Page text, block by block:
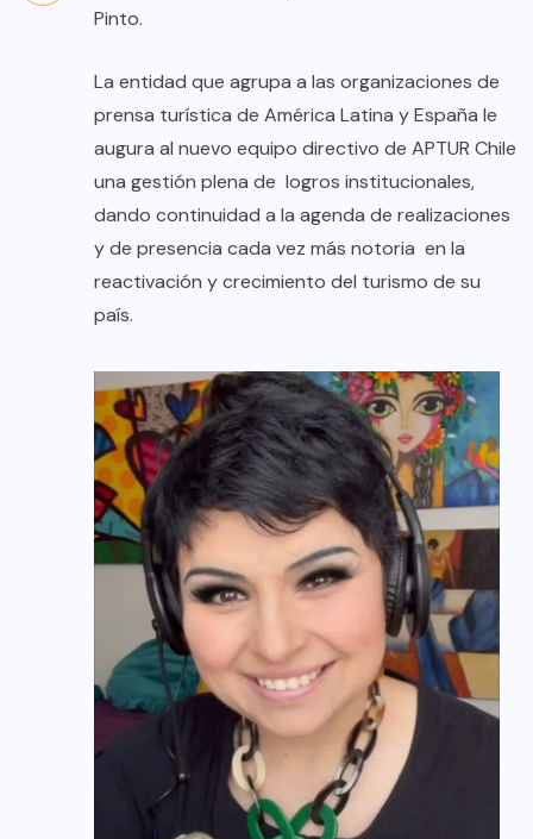
Pinto.
La entidad que agrupa a las organizaciones de
prensa turística de América Latina y España le
augura al nuevo equipo directivo de APTUR Chile
una gestión plena de logros institucionales,
dando continuidad a la agenda de realizaciones
y de presencia cada vez más notoria en la
reactivación y crecimiento del turismo de su
país.